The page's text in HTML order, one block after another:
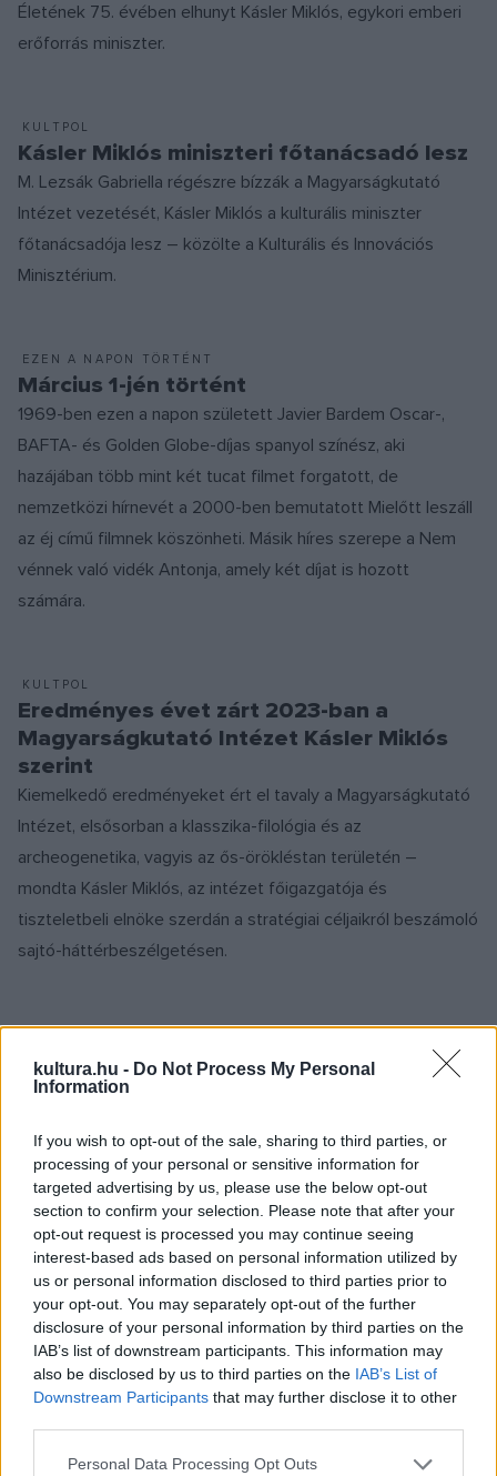
kultura.hu - Do Not Process My Personal
Information
If you wish to opt-out of the sale, sharing to third parties, or
processing of your personal or sensitive information for
targeted advertising by us, please use the below opt-out
section to confirm your selection. Please note that after your
opt-out request is processed you may continue seeing
interest-based ads based on personal information utilized by
us or personal information disclosed to third parties prior to
your opt-out. You may separately opt-out of the further
disclosure of your personal information by third parties on the
IAB’s list of downstream participants. This information may
also be disclosed by us to third parties on the IAB’s List of
Downstream Participants that may further disclose it to other
Please note that this website/app uses one or more Google
Personal Data Processing Opt Outs
Életének 75. évében elhunyt Kásler Miklós, egykori emberi
erőforrás miniszter.
KULTPOL
Kásler Miklós miniszteri főtanácsadó lesz
M. Lezsák Gabriella régészre bízzák a Magyarságkutató
Intézet vezetését, Kásler Miklós a kulturális miniszter
főtanácsadója lesz – közölte a Kulturális és Innovációs
Minisztérium.
EZEN A NAPON TÖRTÉNT
Március 1-jén történt
1969-ben ezen a napon született Javier Bardem Oscar-,
BAFTA- és Golden Globe-díjas spanyol színész, aki
hazájában több mint két tucat filmet forgatott, de
nemzetközi hírnevét a 2000-ben bemutatott Mielőtt leszáll
az éj című filmnek köszönheti. Másik híres szerepe a Nem
vénnek való vidék Antonja, amely két díjat is hozott
számára.
KULTPOL
Eredményes évet zárt 2023-ban a
Magyarságkutató Intézet Kásler Miklós
szerint
Kiemelkedő eredményeket ért el tavaly a Magyarságkutató
Intézet, elsősorban a klasszika-filológia és az
archeogenetika, vagyis az ős-örökléstan területén –
mondta Kásler Miklós, az intézet főigazgatója és
tiszteletbeli elnöke szerdán a stratégiai céljaikról beszámoló
sajtó-háttérbeszélgetésen.
Filmre vitt történelem címmel rendezett
tudományos konferenciát a
A témaválasztás aktualitása, hogy manapság külföldön és
hazánkban egyaránt reneszánszukat élik a történelmi és
kosztümös filmek. A konferencián történészek, régészek és
hagyományőrző szakértők vizsgálták a történelmi
hitelesség kérdését régebbi és újabb alkotások példáján
keresztül.
KULTPOL
A nők kulturális szerepét vizsgálja a
Magyarságkutató Intézet és a KNRF
Együttműködési megállapodást kötött a Magyarságkutató